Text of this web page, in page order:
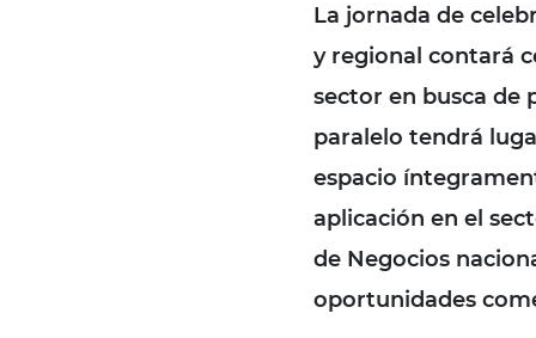
La jornada de
y regional contará
sector en busca de
paralelo tendrá
espacio
aplicación en el
de Negocios
oportunidades